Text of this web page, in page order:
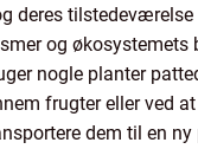
deres tilstedeværelse
og økosystemets
nogle planter
frugter eller ved
dem til en